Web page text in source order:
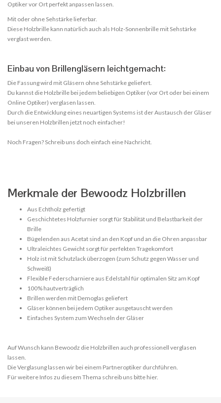
Optiker vor Ort perfekt anpassen lassen.
Mit oder ohne Sehstärke lieferbar.
Diese Holzbrille kann natürlich auch als Holz-Sonnenbrille mit Sehstärke
verglast werden.
Einbau von Brillengläsern leichtgemacht:
Die Fassung wird mit Gläsern ohne Sehstärke geliefert.
Du kannst die Holzbrille bei jedem beliebigen Optiker (vor Ort oder bei einem
Online Optiker) verglasen lassen.
Durch die Entwicklung eines neuartigen Systems ist der Austausch der Gläser
bei unseren Holzbrillen jetzt noch einfacher!
Noch Fragen? Schreib uns doch einfach eine Nachricht.
Merkmale der Bewoodz Holzbrillen
Aus Echtholz gefertigt
Geschichtetes Holzfurnier sorgt für Stabilität und Belastbarkeit der
Brille
Bügelenden aus Acetat sind an den Kopf und an die Ohren anpassbar
Ultraleichtes Gewicht sorgt für perfekten Tragekomfort
Holz ist mit Schutzlack überzogen (zum Schutz gegen Wasser und
Schweiß)
Flexible Federscharniere aus Edelstahl für optimalen Sitz am Kopf
100% hautverträglich
Brillen werden mit Demoglas geliefert
Gläser können bei jedem Optiker ausgetauscht werden
Einfaches System zum Wechseln der Gläser
Auf Wunsch kann Bewoodz die Holzbrillen auch professionell verglasen
lassen.
Die Verglasung lassen wir bei einem Partneroptiker durchführen.
Für weitere Infos zu diesem Thema schreib uns bitte hier.